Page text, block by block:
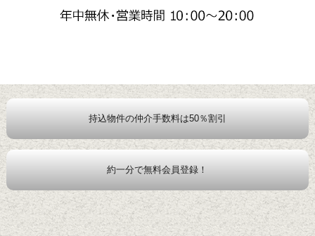
持込物件の仲介手数料は50％割引
約一分で無料会員登録！